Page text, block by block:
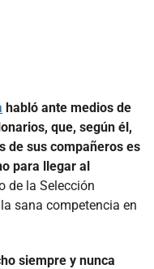
habló ante medios de
que, según él,
de sus compañeros es
para llegar al
de la Selección
sana competencia en
siempre y nunca